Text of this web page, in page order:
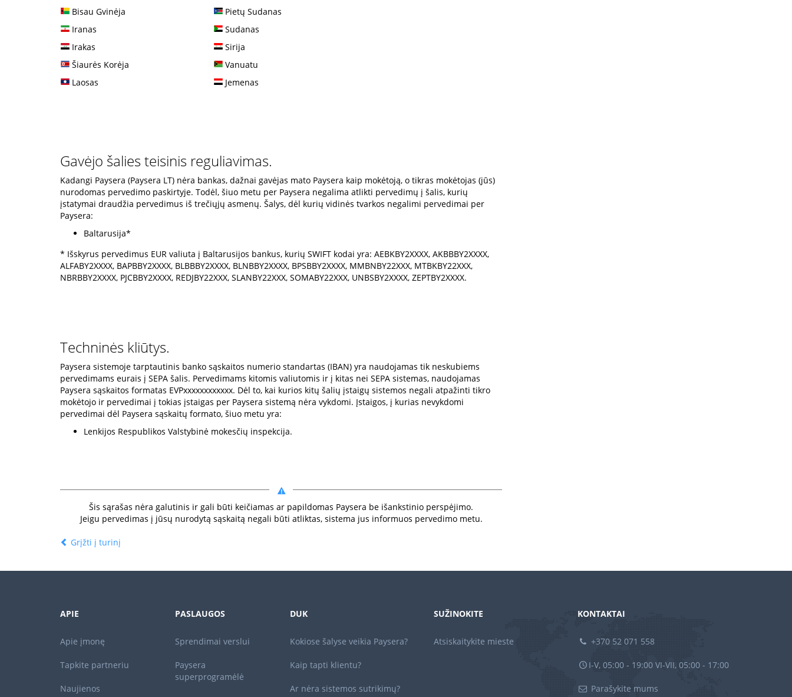
Bisau Gvinėja
Iranas
Irakas
Šiaurės Korėja
Laosas
Pietų Sudanas
Sudanas
Sirija
Vanuatu
Jemenas
Gavėjo šalies teisinis reguliavimas.
Kadangi Paysera (Paysera LT) nėra bankas, dažnai gavėjas mato Paysera kaip mokėtoją, o tikras mokėtojas (jūs)
nurodomas pervedimo paskirtyje. Todėl, šiuo metu per Paysera negalima atlikti pervedimų į šalis, kurių
įstatymai draudžia pervedimus iš trečiųjų asmenų. Šalys, dėl kurių vidinės tvarkos negalimi pervedimai per
Paysera:
Baltarusija*
* Išskyrus pervedimus EUR valiuta į Baltarusijos bankus, kurių SWIFT kodai yra: AEBKBY2XXXX, AKBBBY2XXXX,
ALFABY2XXXX, BAPBBY2XXXX, BLBBBY2XXXX, BLNBBY2XXXX, BPSBBY2XXXX, MMBNBY22XXX, MTBKBY22XXX,
NBRBBY2XXXX, PJCBBY2XXXX, REDJBY22XXX, SLANBY22XXX, SOMABY22XXX, UNBSBY2XXXX, ZEPTBY2XXXX.
Techninės kliūtys.
Paysera sistemoje tarptautinis banko sąskaitos numerio standartas (IBAN) yra naudojamas tik neskubiems
pervedimams eurais į SEPA šalis. Pervedimams kitomis valiutomis ir į kitas nei SEPA sistemas, naudojamas
Paysera sąskaitos formatas EVPxxxxxxxxxxxx. Dėl to, kai kurios kitų šalių įstaigų sistemos negali atpažinti tikro
mokėtojo ir pervedimai į tokias įstaigas per Paysera sistemą nėra vykdomi. Įstaigos, į kurias nevykdomi
pervedimai dėl Paysera sąskaitų formato, šiuo metu yra:
Lenkijos Respublikos Valstybinė mokesčių inspekcija.
Šis sąrašas nėra galutinis ir gali būti keičiamas ar papildomas Paysera be išankstinio perspėjimo.
Jeigu pervedimas į jūsų nurodytą sąskaitą negali būti atliktas, sistema jus informuos pervedimo metu.
Grįžti į turinį
APIE
Apie įmonę
Tapkite partneriu
Naujienos
PASLAUGOS
Sprendimai verslui
Paysera
superprogramėlė
DUK
Kokiose šalyse veikia Paysera?
Kaip tapti klientu?
Ar nėra sistemos sutrikimų?
SUŽINOKITE
Atsiskaitykite mieste
KONTAKTAI
+370 52 071 558
I-V, 05:00 - 19:00 VI-VII, 05:00 - 17:00
Parašykite mums